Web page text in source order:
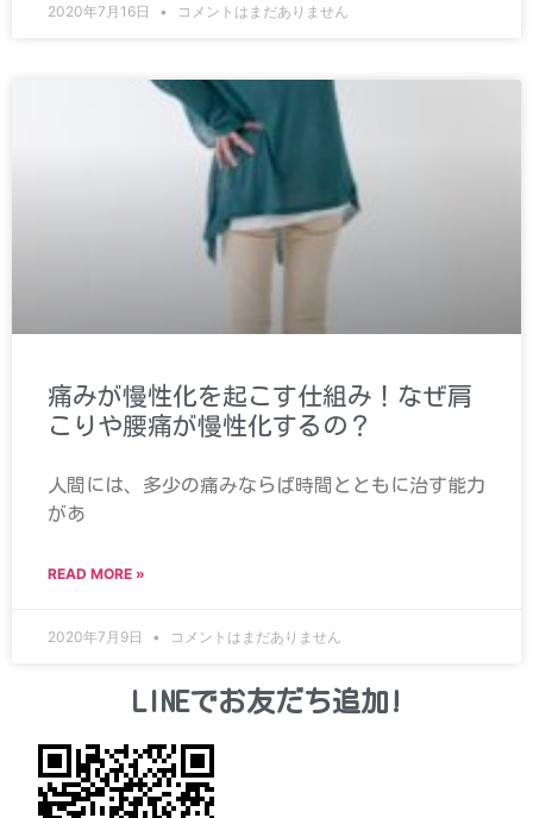
2020年7月16日 コメントはまだありません
痛みが慢性化を起こす仕組み！なぜ肩
こりや腰痛が慢性化するの？
人間には、多少の痛みならば時間とともに治す能力
があ
READ MORE »
2020年7月9日 コメントはまだありません
LINEでお友だち追加!